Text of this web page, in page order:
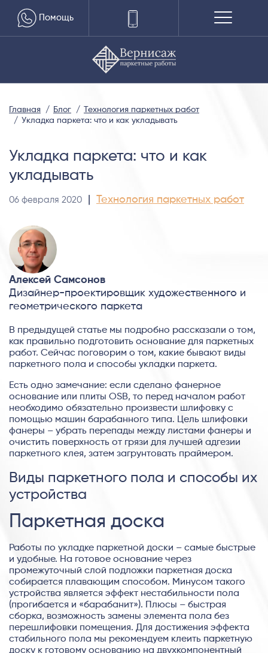
Помощь
Главная Блог
Технология паркетных работ
Укладка паркета: что и как укладывать
Укладка паркета: что и как
укладывать
06 февраля 2020 Технология паркетных работ
Алексей Самсонов
Дизайнер-проектировщик художественного и
геометрического паркета
В предыдущей статье мы подробно рассказали о том,
как правильно подготовить основание для паркетных
работ. Сейчас поговорим о том, какие бывают виды
паркетного пола и способы укладки паркета.
Есть одно замечание: если сделано фанерное
основание или плиты OSB, то перед началом работ
необходимо обязательно произвести шлифовку с
помощью машин барабанного типа. Цель шлифовки
фанеры – убрать перепады между листами фанеры и
очистить поверхность от грязи для лучшей адгезии
паркетного клея, затем загрунтовать праймером.
Виды паркетного пола и способы их
устройства
Паркетная доска
Работы по укладке паркетной доски – самые быстрые
и удобные. На готовое основание через
промежуточный слой подложки паркетная доска
собирается плавающим способом. Минусом такого
устройства является эффект нестабильности пола
(прогибается и «барабанит»). Плюсы – быстрая
сборка, возможность замены элемента пола без
перешлифовки помещения. Для достижения эффекта
стабильного пола мы рекомендуем клеить паркетную
доску к готовому основанию на двухкомпонентный